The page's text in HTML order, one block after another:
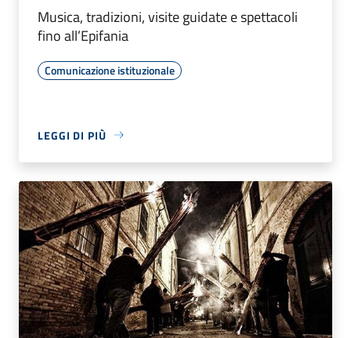
Musica, tradizioni, visite guidate e spettacoli
fino all’Epifania
Comunicazione istituzionale
LEGGI DI PIÙ